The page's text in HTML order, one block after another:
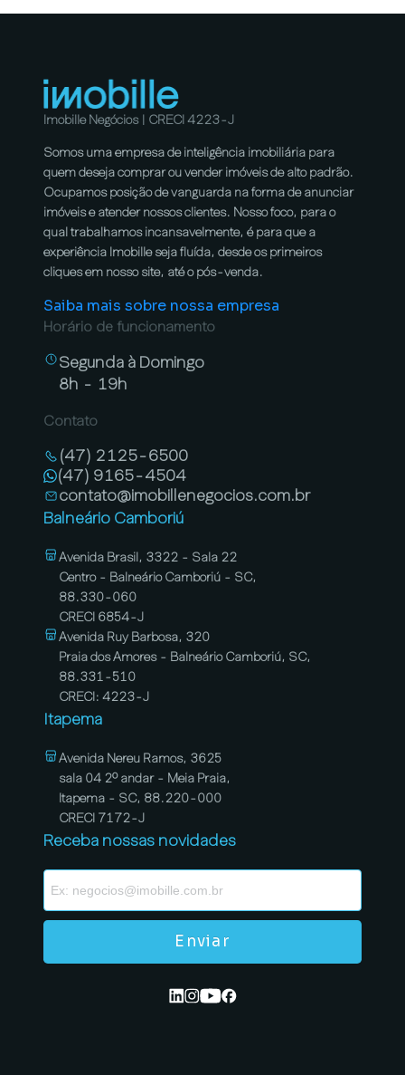
Imobille Negócios | CRECI 4223-J
Somos uma empresa de inteligência imobiliária para
quem deseja comprar ou vender imóveis de alto padrão.
Ocupamos posição de vanguarda na forma de anunciar
imóveis e atender nossos clientes. Nosso foco, para o
qual trabalhamos incansavelmente, é para que a
experiência Imobille seja fluída, desde os primeiros
cliques em nosso site, até o pós-venda.
Saiba mais sobre nossa empresa
Horário de funcionamento
Segunda à Domingo
8h - 19h
Contato
(47) 2125-6500
(47) 9165-4504
contato@imobillenegocios.com.br
Balneário Camboriú
Avenida Brasil, 3322 - Sala 22
Centro - Balneário Camboriú - SC,
88.330-060
CRECI 6854-J
Avenida Ruy Barbosa, 320
Praia dos Amores - Balneário Camboriú, SC,
88.331-510
CRECI: 4223-J
Itapema
Avenida Nereu Ramos, 3625
sala 04 2º andar - Meia Praia,
Itapema - SC, 88.220-000
CRECI 7172-J
Receba nossas novidades
Enviar